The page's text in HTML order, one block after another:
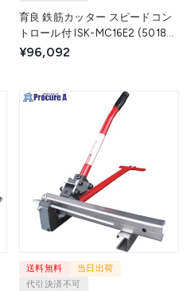
育良 鉄筋カッター スピードコン
トロール付 ISK-MC16E2 (50188)
¥96,092
送料無料
当日出荷
代引決済不可